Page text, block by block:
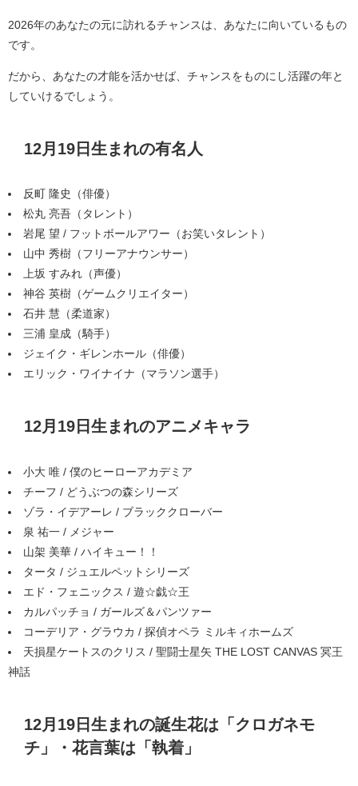
2026年のあなたの元に訪れるチャンスは、あなたに向いているもの
です。
だから、あなたの才能を活かせば、チャンスをものにし活躍の年と
していけるでしょう。
12月19日生まれの有名人
反町 隆史（俳優）
松丸 亮吾（タレント）
岩尾 望 / フットボールアワー（お笑いタレント）
山中 秀樹（フリーアナウンサー）
上坂 すみれ（声優）
神谷 英樹（ゲームクリエイター）
石井 慧（柔道家）
三浦 皇成（騎手）
ジェイク・ギレンホール（俳優）
エリック・ワイナイナ（マラソン選手）
12月19日生まれのアニメキャラ
小大 唯 / 僕のヒーローアカデミア
チーフ / どうぶつの森シリーズ
ゾラ・イデアーレ / ブラッククローバー
泉 祐一 / メジャー
山架 美華 / ハイキュー！！
タータ / ジュエルペットシリーズ
エド・フェニックス / 遊☆戯☆王
カルパッチョ / ガールズ＆パンツァー
コーデリア・グラウカ / 探偵オペラ ミルキィホームズ
天損星ケートスのクリス / 聖闘士星矢 THE LOST CANVAS 冥王
神話
12月19日生まれの誕生花は「クロガネモ
チ」・花言葉は「執着」